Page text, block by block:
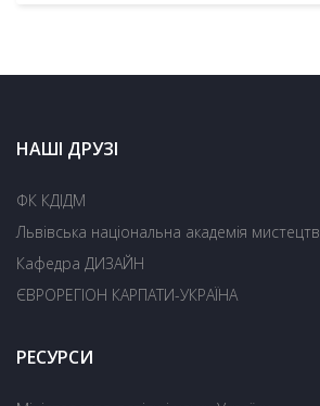
НАШІ ДРУЗІ
ФК КДІДМ
Львівська національна академія мистецтв
Кафедра ДИЗАЙН
ЄВРОРЕГІОН КАРПАТИ-УКРАЇНА
РЕСУРСИ